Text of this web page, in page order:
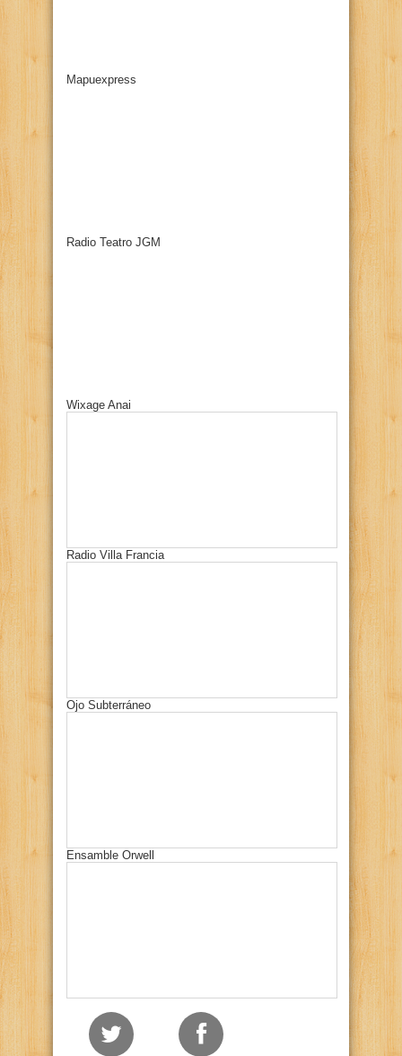
Mapuexpress
Radio Teatro JGM
Wixage Anai
Radio Villa Francia
Ojo Subterráneo
Ensamble Orwell